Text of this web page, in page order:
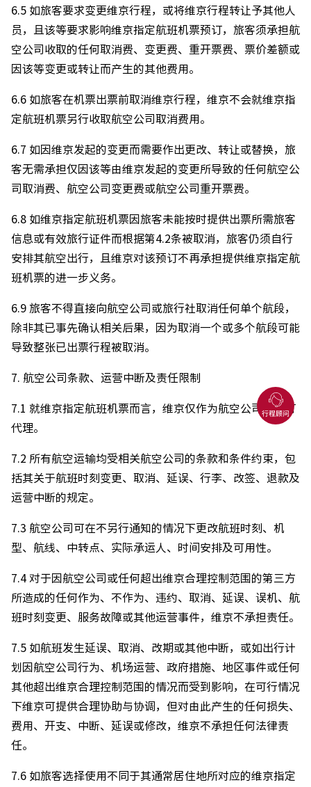
6.5 如旅客要求变更维京行程，或将维京行程转让予其他人
员，且该等要求影响维京指定航班机票预订，旅客须承担航
空公司收取的任何取消费、变更费、重开票费、票价差额或
因该等变更或转让而产生的其他费用。
6.6 如旅客在机票出票前取消维京行程，维京不会就维京指
定航班机票另行收取航空公司取消费用。
6.7 如因维京发起的变更而需要作出更改、转让或替换，旅
客无需承担仅因该等由维京发起的变更所导致的任何航空公
司取消费、航空公司变更费或航空公司重开票费。
6.8 如维京指定航班机票因旅客未能按时提供出票所需旅客
信息或有效旅行证件而根据第4.2条被取消，旅客仍须自行
安排其航空出行，且维京对该预订不再承担提供维京指定航
班机票的进一步义务。
6.9 旅客不得直接向航空公司或旅行社取消任何单个航段，
除非其已事先确认相关后果，因为取消一个或多个航段可能
导致整张已出票行程被取消。
7. 航空公司条款、运营中断及责任限制
7.1 就维京指定航班机票而言，维京仅作为航空公司的预订
代理。
7.2 所有航空运输均受相关航空公司的条款和条件约束，包
括其关于航班时刻变更、取消、延误、行李、改签、退款及
运营中断的规定。
7.3 航空公司可在不另行通知的情况下更改航班时刻、机
型、航线、中转点、实际承运人、时间安排及可用性。
7.4 对于因航空公司或任何超出维京合理控制范围的第三方
所造成的任何作为、不作为、违约、取消、延误、误机、航
班时刻变更、服务故障或其他运营事件，维京不承担责任。
7.5 如航班发生延误、取消、改期或其他中断，或如出行计
划因航空公司行为、机场运营、政府措施、地区事件或任何
其他超出维京合理控制范围的情况而受到影响，在可行情况
下维京可提供合理协助与协调，但对由此产生的任何损失、
费用、开支、中断、延误或修改，维京不承担任何法律责
任。
7.6 如旅客选择使用不同于其通常居住地所对应的维京指定